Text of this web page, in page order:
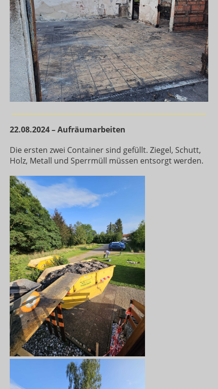
22.08.2024 – Aufräumarbeiten
Die ersten zwei Container sind gefüllt. Ziegel, Schutt,
Holz, Metall und Sperrmüll müssen entsorgt werden.